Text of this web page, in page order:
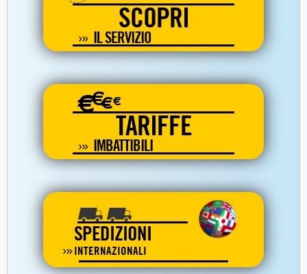
SCOPRI
IL SERVIZIO
€€€€
TARIFFE
IMBATTIBILI
SPEDIZIONI
INTERNAZIONALI